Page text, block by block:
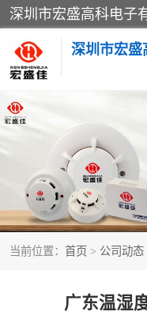
深圳市宏盛
当前位置： 首页 > 公司动态
广东温湿
家用可燃气体报警器
防爆火灾报警设备
工业气体检测仪
水浸传感器
消防火灾自动报警系